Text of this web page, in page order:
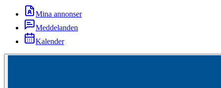
Mina annonser
Meddelanden
Kalender